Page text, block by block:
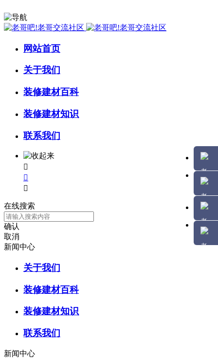
网站首页
关于我们
装修建材百科
装修建材知识
联系我们



在线搜索
确认
取消
新闻中心
关于我们
装修建材百科
装修建材知识
联系我们
新闻中心